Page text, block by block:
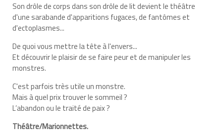
Son drôle de corps dans son drôle de lit devient le théâtre
d'une sarabande d'apparitions fugaces, de fantômes et
d'ectoplasmes...
De quoi vous mettre la tête à l'envers...
Et découvrir le plaisir de se faire peur et de manipuler les
monstres.
C'est parfois très utile un monstre.
Mais à quel prix trouver le sommeil ?
L’abandon ou le traité de paix ?
Théâtre/Marionnettes.